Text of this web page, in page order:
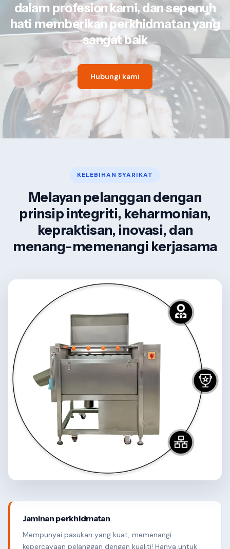
dalam profesion kami, dan sepenuh
hati memberikan perkhidmatan yang
sangat baik
Hubungi kami
KELEBIHAN SYARIKAT
Melayan pelanggan dengan
prinsip integriti, keharmonian,
kepraktisan, inovasi, dan
menang-memenangi kerjasama
Jaminan perkhidmatan
Mempunyai pasukan yang kuat, memenangi
kepercayaan pelanggan dengan kualiti! Hanya untuk